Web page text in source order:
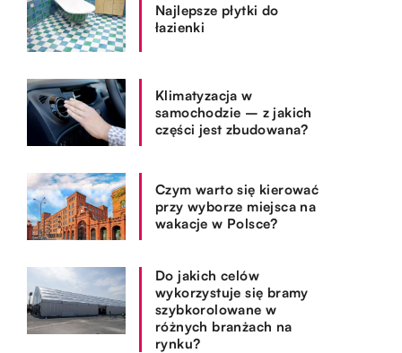
Najlepsze płytki do
łazienki
Klimatyzacja w
samochodzie – z jakich
części jest zbudowana?
Czym warto się kierować
przy wyborze miejsca na
wakacje w Polsce?
Do jakich celów
wykorzystuje się bramy
szybkorolowane w
różnych branżach na
rynku?